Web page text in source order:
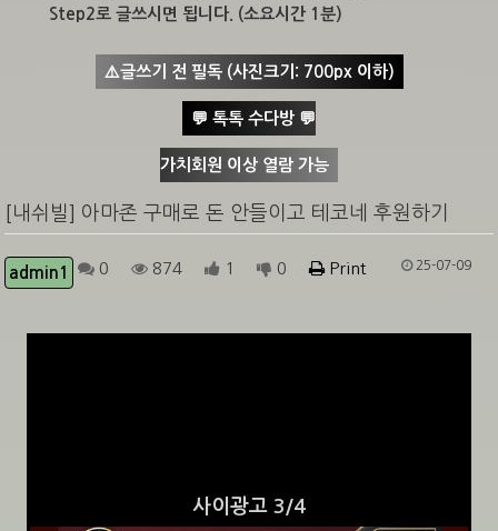
Step2로 글쓰시면 됩니다. (소요시간 1분)
⚠️글쓰기 전 필독 (사진크기: 700px 이하)
💬 톡톡 수다방 💬
가치회원 이상 열람 가능
[내쉬빌] 아마존 구매로 돈 안들이고 테코네 후원하기
admin1 0 874 1 0 Print 25-07-09
사이광고 3/4